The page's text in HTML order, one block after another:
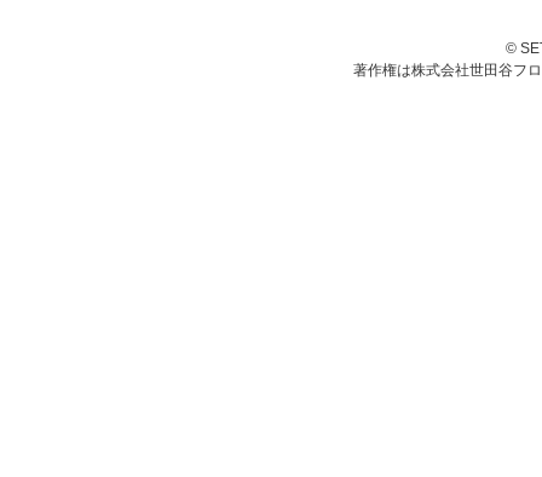
©
著作権は株式会社世田谷フ